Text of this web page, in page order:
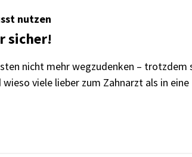
nutzen
sicher!
nicht mehr wegzudenken – trotzdem
viele lieber zum Zahnarzt als in